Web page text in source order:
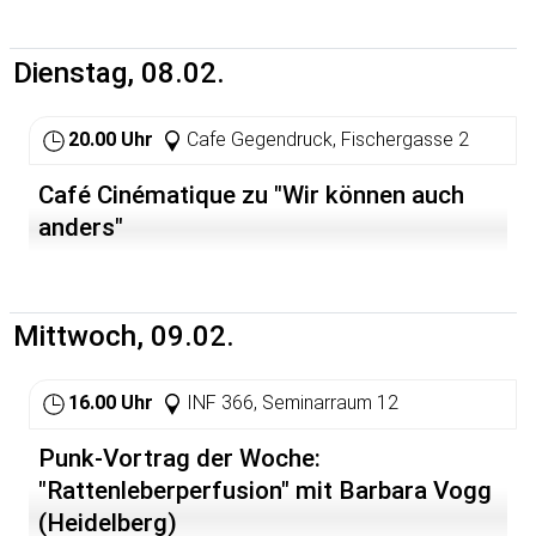
genüsslich das eine oder andere so sorgsam gehütete
Geheimnis preisgibt, um von der eigenen Person
an dieser Stelle nicht verraten.
Dienstag, 08.02.
20.00 Uhr Cafe Gegendruck, Fischergasse 2
Café Cinématique zu "Wir können auch
anders"
Mittwoch, 09.02.
16.00 Uhr INF 366, Seminarraum 12
Punk-Vortrag der Woche:
"Rattenleberperfusion" mit Barbara Vogg
(Heidelberg)